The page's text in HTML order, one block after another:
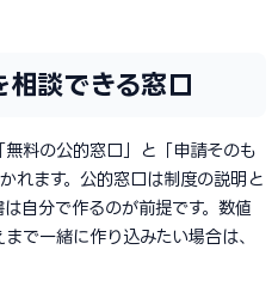
談できる窓口
料の公的窓口」と「申請そのも
れます。公的窓口は制度の説明と
自分で作るのが前提です。数値
で一緒に作り込みたい場合は、